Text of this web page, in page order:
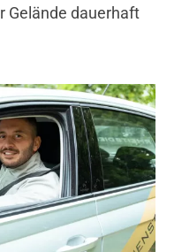
Gelände dauerhaft